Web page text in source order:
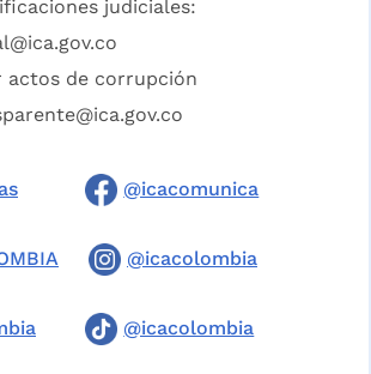
judiciales:
actos de corrupción
@icacomunica
@icacolombia
@icacolombia